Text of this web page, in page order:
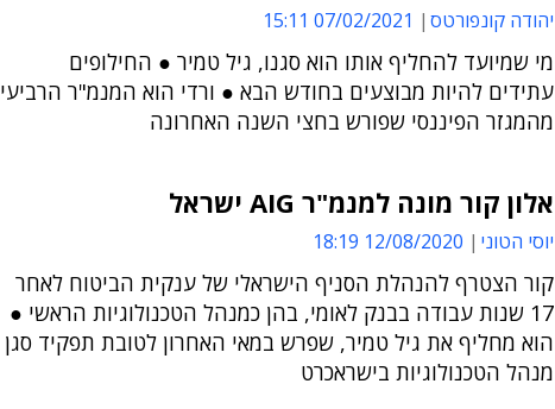
יהודה קונפורטס 07/02/2021 15:11
מי שמיועד להחליף אותו הוא סגנו, גיל טמיר ● החילופים
עתידים להיות מבוצעים בחודש הבא ● ורדי הוא המנמ"ר הרביעי
מהמגזר הפיננסי שפורש בחצי השנה האחרונה
אלון קור מונה למנמ"ר AIG ישראל
יוסי הטוני 12/08/2020 18:19
קור הצטרף להנהלת הסניף הישראלי של ענקית הביטוח לאחר
17 שנות עבודה בבנק לאומי, בהן כמנהל הטכנולוגיות הראשי ●
הוא מחליף את גיל טמיר, שפרש במאי האחרון לטובת תפקיד סגן
מנהל הטכנולוגיות בישראכרט